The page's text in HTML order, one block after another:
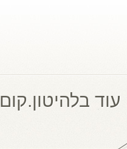
עוד בלהיטון.קום